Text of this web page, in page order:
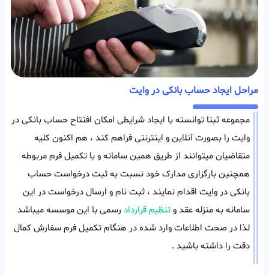
مراحل ایجاد حساب بانکی در وایت
مجموعه ثبتا توانسته با ایجاد شرایطی امکان افتتاح حساب بانکی در
وایت را بصورت آنلاین و اینترنتی فراهم کند ، هم اکنون کلیه
متقاضیان میتوانند از طریق همین سامانه و با تکمیل فرم مربوطه
همچنین بارگزاری مدارک خود نسبت به ثبت درخواست حساب
بانکی در وایت اقدام نمایند ، ثبت نام و ارسال درخواست در این
سامانه به منزله عقد وتنظیم قرارداد رسمی با این موسسه میباشد
لذا در صحت اطلاعات وارد شده در هنگام تکمیل فرم سفارش کمال
دقت را داشته باشید .